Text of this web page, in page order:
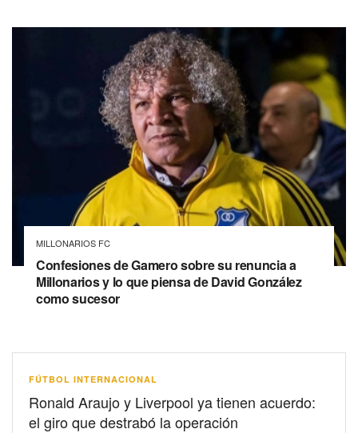
MILLONARIOS FC
Confesiones de Gamero sobre su renuncia a
Millonarios y lo que piensa de David González
como sucesor
FÚTBOL INTERNACIONAL
Ronald Araujo y Liverpool ya tienen acuerdo:
el giro que destrabó la operación